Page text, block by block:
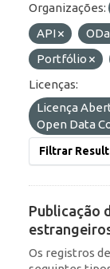
Organizações:
API
Portfólio
Licenças:
Licença
Open Data
Filtrar
Publicação
Os registros